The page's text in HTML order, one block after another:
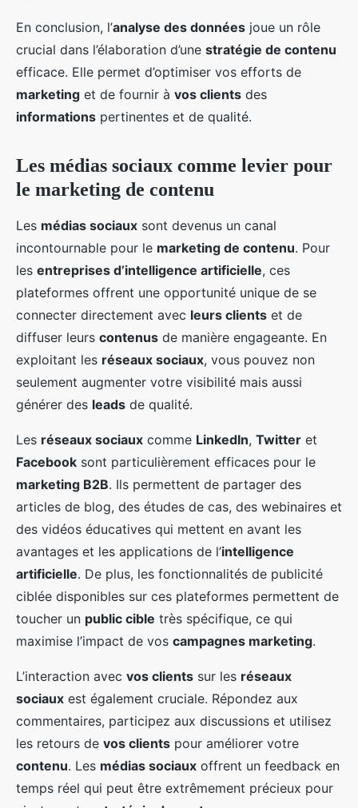
En conclusion, l’analyse des données joue un rôle
crucial dans l’élaboration d’une stratégie de contenu
efficace. Elle permet d’optimiser vos efforts de
marketing et de fournir à vos clients des
informations pertinentes et de qualité.
Les médias sociaux comme levier pour
le marketing de contenu
Les médias sociaux sont devenus un canal
incontournable pour le marketing de contenu. Pour
les entreprises d’intelligence artificielle, ces
plateformes offrent une opportunité unique de se
connecter directement avec leurs clients et de
diffuser leurs contenus de manière engageante. En
exploitant les réseaux sociaux, vous pouvez non
seulement augmenter votre visibilité mais aussi
générer des leads de qualité.
Les réseaux sociaux comme LinkedIn, Twitter et
Facebook sont particulièrement efficaces pour le
marketing B2B. Ils permettent de partager des
articles de blog, des études de cas, des webinaires et
des vidéos éducatives qui mettent en avant les
avantages et les applications de l’intelligence
artificielle. De plus, les fonctionnalités de publicité
ciblée disponibles sur ces plateformes permettent de
toucher un public cible très spécifique, ce qui
maximise l’impact de vos campagnes marketing.
L’interaction avec vos clients sur les réseaux
sociaux est également cruciale. Répondez aux
commentaires, participez aux discussions et utilisez
les retours de vos clients pour améliorer votre
contenu. Les médias sociaux offrent un feedback en
temps réel qui peut être extrêmement précieux pour